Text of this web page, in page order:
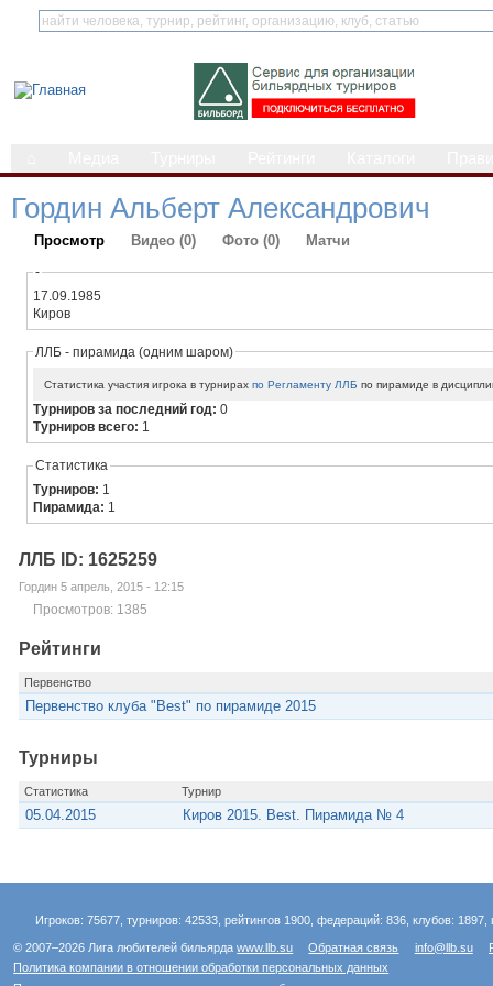
Гордин Альберт Александрович
Просмотр Видео (0) Фото (0) Матчи
-
17.09.1985
Киров
ЛЛБ - пирамида (одним шаром)
Статистика участия игрока в турнирахпо Регламенту ЛЛБ по пирамиде в
Турниров за последний год:0
Турниров всего: 1
Статистика
Турниров: 1
Пирамида: 1
ЛЛБ ID: 1625259
Гордин 5 апрель, 2015 - 12:15
Просмотров: 1385
Рейтинги
Первенство
Первенство клуба "Best" по пирамиде 2015
Турниры
Статистика Турнир
05.04.2015 Киров 2015. Best. Пирамида № 4
Игроков: 75677, турниров: 42533, рейтингов 1900, федераций: 836, клубов:
© 2007–2026 Лига любителей бильярдаwww.llb.su Обратная связь info@llb.su
Политика компании в отношении обработки персональных данных